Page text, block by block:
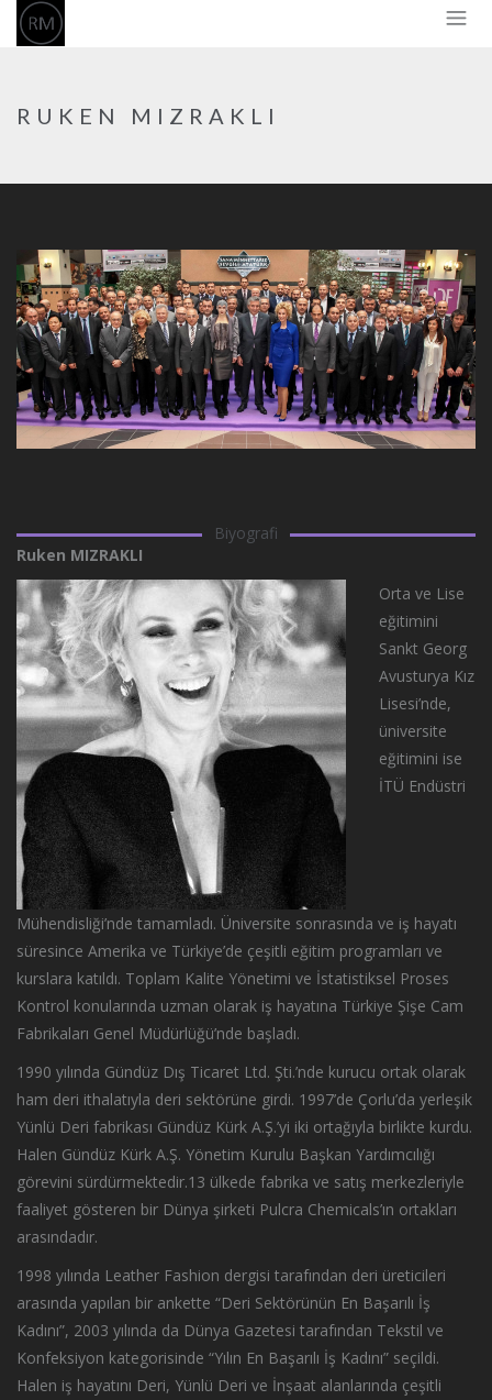
RUKEN MIZRAKLI
Biyografi
Ruken MIZRAKLI
Orta ve Lise
eğitimini
Sankt Georg
Avusturya Kız
Lisesi’nde,
üniversite
eğitimini ise
İTÜ Endüstri
Mühendisliği’nde tamamladı. Üniversite sonrasında ve iş hayatı
süresince Amerika ve Türkiye’de çeşitli eğitim programları ve
kurslara katıldı. Toplam Kalite Yönetimi ve İstatistiksel Proses
Kontrol konularında uzman olarak iş hayatına Türkiye Şişe Cam
Fabrikaları Genel Müdürlüğü’nde başladı.
1990 yılında Gündüz Dış Ticaret Ltd. Şti.’nde kurucu ortak olarak
ham deri ithalatıyla deri sektörüne girdi. 1997’de Çorlu’da yerleşik
Yünlü Deri fabrikası Gündüz Kürk A.Ş.’yi iki ortağıyla birlikte kurdu.
Halen Gündüz Kürk A.Ş. Yönetim Kurulu Başkan Yardımcılığı
görevini sürdürmektedir.13 ülkede fabrika ve satış merkezleriyle
faaliyet gösteren bir Dünya şirketi Pulcra Chemicals’ın ortakları
arasındadır.
1998 yılında Leather Fashion dergisi tarafından deri üreticileri
arasında yapılan bir ankette “Deri Sektörünün En Başarılı İş
Kadını”, 2003 yılında da Dünya Gazetesi tarafından Tekstil ve
Konfeksiyon kategorisinde “Yılın En Başarılı İş Kadını” seçildi.
Halen iş hayatını Deri, Yünlü Deri ve İnşaat alanlarında çeşitli